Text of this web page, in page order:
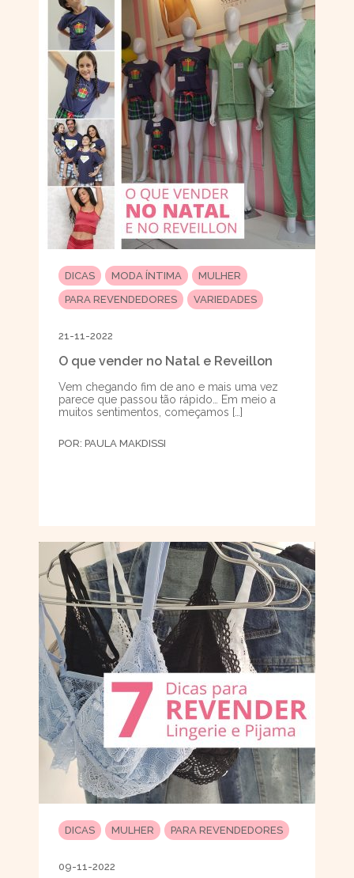
DICAS MODA ÍNTIMA
MULHER
PARA REVENDEDORES
VARIEDADES
21-11-2022
O que vender no Natal e Reveillon
Vem chegando fim de ano e mais uma vez
parece que passou tão rápido… Em meio a
muitos sentimentos, começamos […]
POR: PAULA MAKDISSI
DICAS MULHER PARA REVENDEDORES
09-11-2022